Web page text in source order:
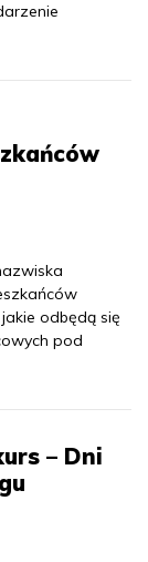
odbędą się
pod
– Dni